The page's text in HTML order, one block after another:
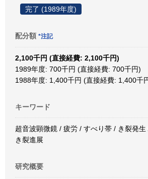
完了 (1989年度)
配分額 *注記
2,100千円 (直接経費: 2,100千円)
1989年度: 700千円 (直接経費: 700千円)
1988年度: 1,400千円 (直接経費: 1,400千
キーワード
超音波顕微鏡 / 疲労 / すべり帯 / き裂発
き裂進展
研究概要